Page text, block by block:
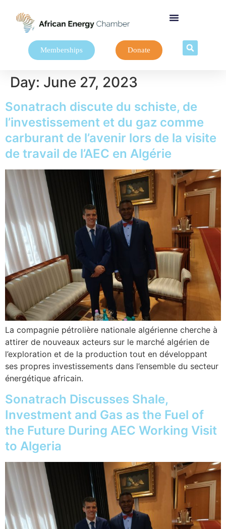
Memberships Donate
Day: June 27, 2023
Sonatrach discute du schiste, de
l’investissement et du gaz comme
carburant de l’avenir lors de la visite
de travail de l’AEC en Algérie
La compagnie pétrolière nationale algérienne cherche à
attirer de nouveaux acteurs sur le marché algérien de
l’exploration et de la production tout en développant
ses propres investissements dans l’ensemble du secteur
énergétique africain.
Sonatrach Discusses Shale,
Investment and Gas as the Fuel of
the Future During AEC Working Visit
to Algeria